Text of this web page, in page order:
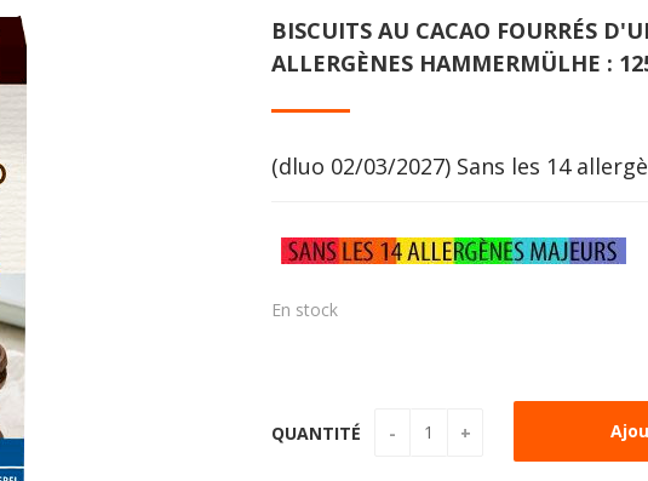
BISCUITS AU CACAO FOURRÉS
ALLERGÈNES HAMMERMÜLHE :
(dluo 02/03/2027) Sans les 14
En stock
QUANTITÉ